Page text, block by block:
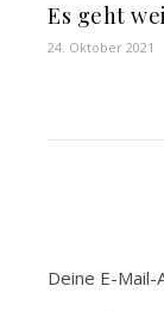
Es geht
24. Oktober 2021
Deine E-